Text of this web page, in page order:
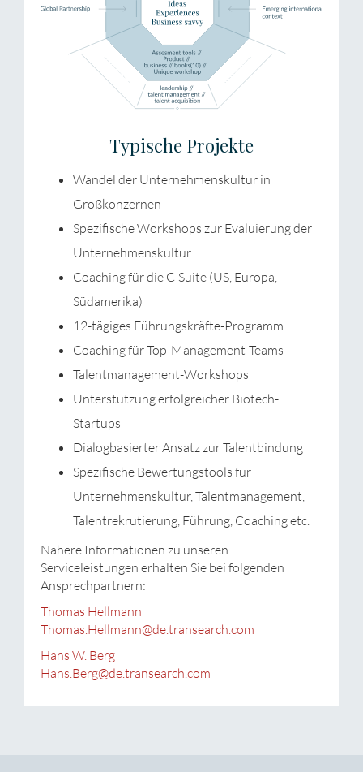
Typische Projekte
Wandel der Unternehmenskultur in
Großkonzernen
Spezifische Workshops zur Evaluierung der
Unternehmenskultur
Coaching für die C-Suite (US, Europa,
Südamerika)
12-tägiges Führungskräfte-Programm
Coaching für Top-Management-Teams
Talentmanagement-Workshops
Unterstützung erfolgreicher Biotech-
Startups
Dialogbasierter Ansatz zur Talentbindung
Spezifische Bewertungstools für
Unternehmenskultur, Talentmanagement,
Talentrekrutierung, Führung, Coaching etc.
Nähere Informationen zu unseren
Serviceleistungen erhalten Sie bei folgenden
Ansprechpartnern:
Thomas Hellmann
Thomas.Hellmann@de.transearch.com
Hans W. Berg
Hans.Berg@de.transearch.com